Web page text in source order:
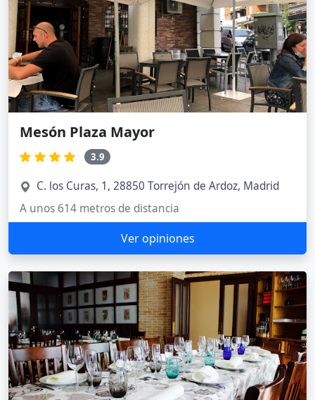
Mesón Plaza Mayor
3.9
C. los Curas, 1, 28850 Torrejón de Ardoz, Madrid
A unos 614 metros de distancia
Ver opiniones